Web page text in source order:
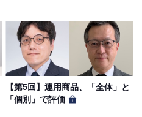
【第5回】運用商品、「全体」と
「個別」で評価